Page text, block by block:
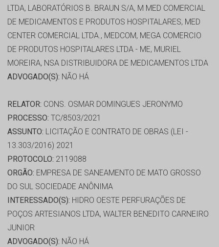
LTDA, LABORATÓRIOS B. BRAUN S/A, M MED COMERCIAL
DE MEDICAMENTOS E PRODUTOS HOSPITALARES, MED
CENTER COMERCIAL LTDA., MEDCOM, MEGA COMERCIO
DE PRODUTOS HOSPITALARES LTDA - ME, MURIEL
MOREIRA, NSA DISTRIBUIDORA DE MEDICAMENTOS LTDA
ADVOGADO(S): NÃO HÁ
RELATOR: CONS. OSMAR DOMINGUES JERONYMO
PROCESSO: TC/8503/2021
ASSUNTO: LICITAÇÃO E CONTRATO DE OBRAS (LEI -
13.303/2016) 2021
PROTOCOLO: 2119088
ORGÃO: EMPRESA DE SANEAMENTO DE MATO GROSSO
DO SUL SOCIEDADE ANÔNIMA
INTERESSADO(S): HIDRO OESTE PERFURAÇÕES DE
POÇOS ARTESIANOS LTDA, WALTER BENEDITO CARNEIRO
JUNIOR
ADVOGADO(S): NÃO HÁ